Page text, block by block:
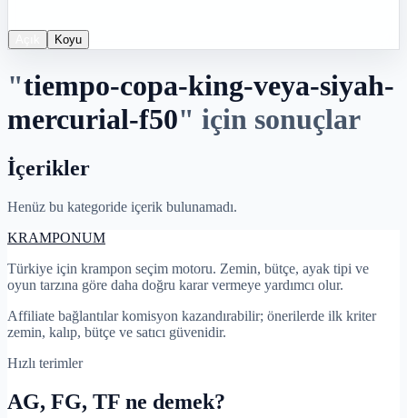
Koyu
"tiempo-copa-king-veya-siyah-
mercurial-f50" için sonuçlar
İçerikler
Henüz bu kategoride içerik bulunamadı.
KRAMPONUM
Türkiye için krampon seçim motoru. Zemin, bütçe, ayak tipi ve
oyun tarzına göre daha doğru karar vermeye yardımcı olur.
Affiliate bağlantılar komisyon kazandırabilir; önerilerde ilk kriter
zemin, kalıp, bütçe ve satıcı güvenidir.
Hızlı terimler
AG, FG, TF ne demek?